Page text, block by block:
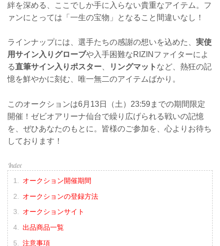
絆を深める、ここでしか手に入らない貴重なアイテム。フ
ァンにとっては「一生の宝物」となること間違いなし！
ラインナップには、選手たちの感謝の想いを込めた、 実使
用サイン入りグローブや入手困難なRIZINファイターによ
る直筆サイン入りポスター、 リングマット など、熱狂の記
憶を鮮やかに刻む、唯一無二のアイテムばかり。
このオークションは6月13日（土）23:59までの期間限定
開催！ゼビオアリーナ仙台で繰り広げられる戦いの記憶
を、ぜひあなたのもとに。皆様のご参加を、心よりお待ち
しております！
オークション開催期間
オークションの登録方法
オークションサイト
出品商品一覧
注意事項